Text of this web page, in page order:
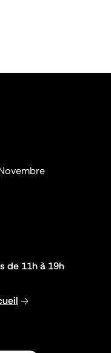
de 11h à 19h